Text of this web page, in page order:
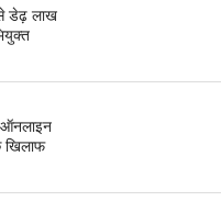
डेढ़ लाख
ऑनलाइन